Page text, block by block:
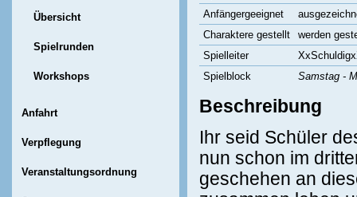
Übersicht
Spielrunden
Workshops
Anfahrt
Verpflegung
Veranstaltungsordnung
Anfängergeeignet
Charaktere gestellt
werden
Spielleiter
Spielblock
Samstag -
Beschreibung
Ihr seid Schüler
nun schon im
geschehen an